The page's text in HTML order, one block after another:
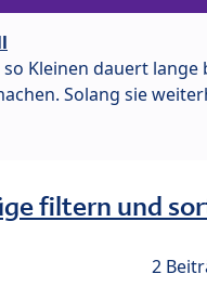
Kleinen dauert lange
Solang sie
filtern und
2